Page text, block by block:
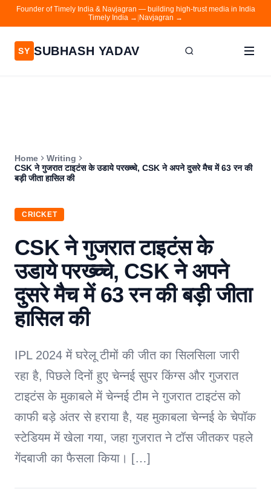
Founder of Timely India & Navjagran — building high-trust media in India
Timely India → Navjagran →
SY SUBHASH YADAV
Contact
Navjagran
Home
Writing
CSK ने गुजरात टाइटंस के उडाये परख्च्चे, CSK ने अपने दुसरे मैच में 63 रन की
बड़ी जीता हासिल की
CRICKET
CSK ने गुजरात टाइटंस के
उडाये परख्च्चे, CSK ने अपने
दुसरे मैच में 63 रन की बड़ी जीता
हासिल की
IPL 2024 में घरेलू टीमों की जीत का सिलसिला जारी
रहा है, पिछले दिनों हुए चेन्नई सुपर किंग्स और गुजरात
टाइटंस के मुकाबले में चेन्नई टीम ने गुजरात टाइटंस को
काफी बड़े अंतर से हराया है, यह मुकाबला चेन्नई के चेपॉक
स्टेडियम में खेला गया, जहा गुजरात ने टॉस जीतकर पहले
गेंदबाजी का फैसला किया। […]